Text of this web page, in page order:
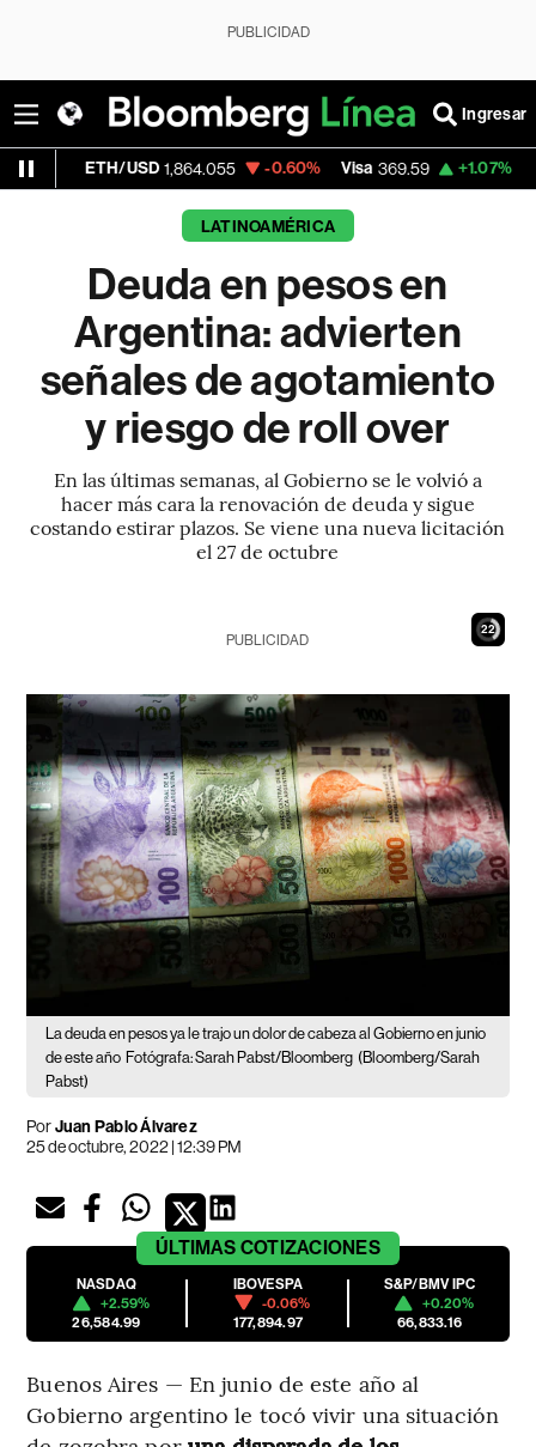
PUBLICIDAD
Ingresar
1,864.055 -0.60% Visa 369.59 +1.07% MercadoLibre
LATINOAMÉRICA
Deuda en pesos en
Argentina: advierten
señales de agotamiento
y riesgo de roll over
En las últimas semanas, al Gobierno se le volvió a
hacer más cara la renovación de deuda y sigue
costando estirar plazos. Se viene una nueva licitación
el 27 de octubre
21
PUBLICIDAD
La deuda en pesos ya le trajo un dolor de cabeza al Gobierno en junio
de este año Fotógrafa: Sarah Pabst/Bloomberg (Bloomberg/Sarah
Pabst)
PorJuan Pablo Álvarez
25 de octubre, 2022 | 12:39 PM
ÚLTIMAS COTIZACIONES
NASDAQ
+2.59%
26,584.99
IBOVESPA
-0.06%
177,894.97
S&P/BMV IPC
+0.20%
66,833.16
Buenos Aires — En junio de este año al
Gobierno argentino le tocó vivir una situación